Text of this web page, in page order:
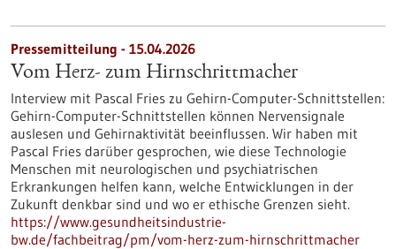
Pressemitteilung - 15.04.2026
Vom Herz- zum Hirnschrittmacher
Interview mit Pascal Fries zu Gehirn-Computer-Schnittstellen:
Gehirn-Computer-Schnittstellen können Nervensignale
auslesen und Gehirnaktivität beeinflussen. Wir haben mit
Pascal Fries darüber gesprochen, wie diese Technologie
Menschen mit neurologischen und psychiatrischen
Erkrankungen helfen kann, welche Entwicklungen in der
Zukunft denkbar sind und wo er ethische Grenzen sieht.
https://www.gesundheitsindustrie-
bw.de/fachbeitrag/pm/vom-herz-zum-hirnschrittmacher